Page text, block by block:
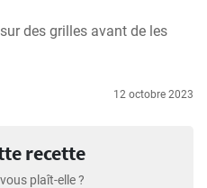
des grilles avant de les
12 octobre 2023
recette
plaît-elle ?